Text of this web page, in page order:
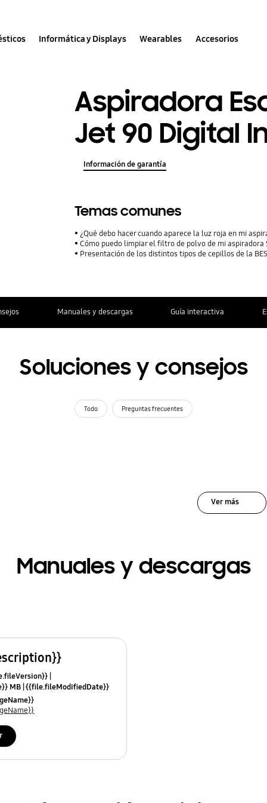
Informática y Displays Wearables Accesorios
Aspiradora
Jet 90 Digital
Información de garantía
Temas comunes
¿Qué debo hacer cuando aparece la luz roja en mi
Cómo puedo limpiar el filtro de polvo de mi aspiradora
Presentación de los distintos tipos de cepillos de la
Manuales y descargas Guía interactiva
Soluciones y consejos
Todo Preguntas frecuentes
Ver más
Manuales y descargas
MB {{file.fileModifiedDate}}